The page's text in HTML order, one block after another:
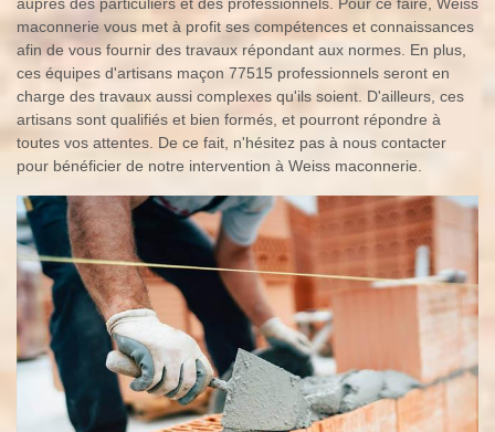
maconnerie vous met à profit ses compétences et connaissances
afin de vous fournir des travaux répondant aux normes. En plus,
ces équipes d'artisans maçon 77515 professionnels seront en
charge des travaux aussi complexes qu'ils soient. D'ailleurs, ces
artisans sont qualifiés et bien formés, et pourront répondre à
toutes vos attentes. De ce fait, n'hésitez pas à nous contacter
pour bénéficier de notre intervention à Weiss maconnerie.